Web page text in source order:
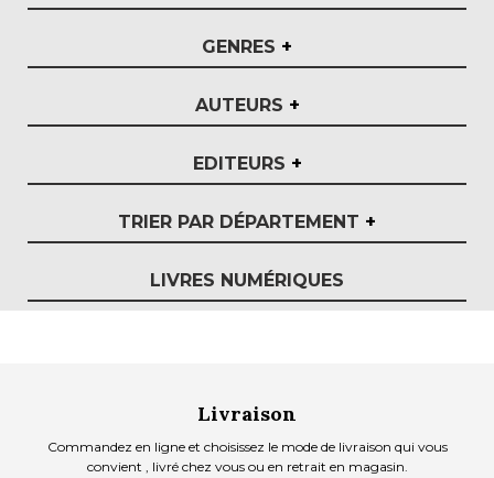
GENRES +
AUTEURS +
EDITEURS +
TRIER PAR DÉPARTEMENT +
LIVRES NUMÉRIQUES
Livraison
Commandez en ligne et choisissez le mode de livraison qui vous
convient , livré chez vous ou en retrait en magasin.